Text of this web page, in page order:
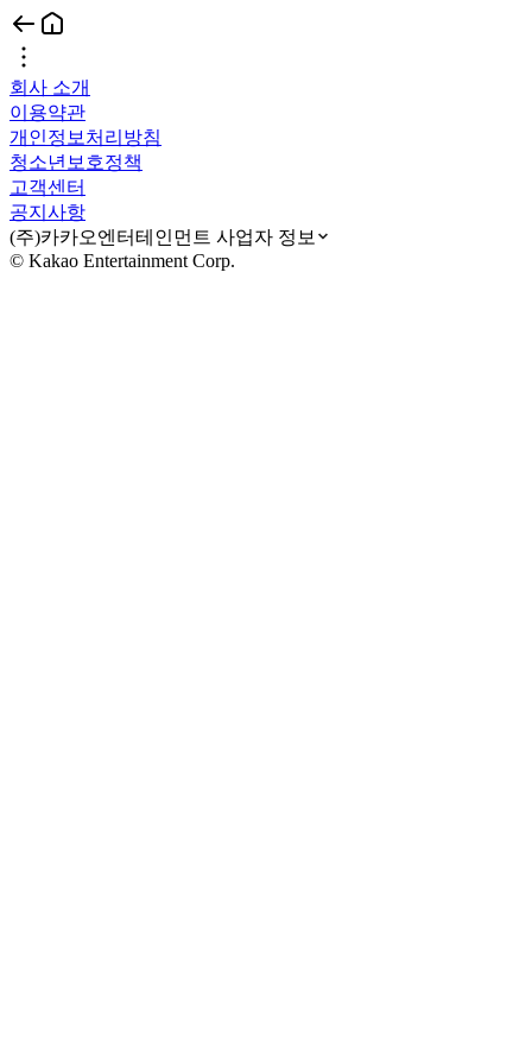
회사 소개
이용약관
개인정보처리방침
청소년보호정책
고객센터
공지사항
(주)카카오엔터테인먼트 사업자 정보
© Kakao Entertainment Corp.